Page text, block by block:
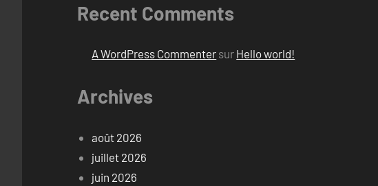
Recent Comments
A WordPress Commenter sur Hello world!
Archives
août 2026
juillet 2026
juin 2026